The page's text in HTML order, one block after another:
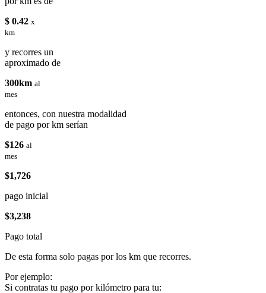
$ 0.42 x
km
y recorres un
aproximado de
300km al
mes
entonces, con nuestra modalidad
de pago por km serían
$126 al
mes
$1,726
pago inicial
$3,238
Pago total
De esta forma solo pagas por los km que recorres.
Por ejemplo:
Si contratas tu pago por kilómetro para tu: